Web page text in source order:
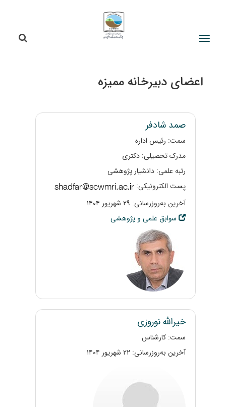
اعضای دبیرخانه ممیزه
صمد شادفر
سمت: رئیس اداره
مدرک تحصیلی: دکتری
رتبه علمی: دانشیار پژوهشی
پست الکترونیکی:
آخرین به‌روزرسانی: ۲۹ شهریور ۱۴۰۴
سوابق علمی و پژوهشی
خیرالله نوروزی
سمت: کارشناس
آخرین به‌روزرسانی: ۲۲ شهریور ۱۴۰۴